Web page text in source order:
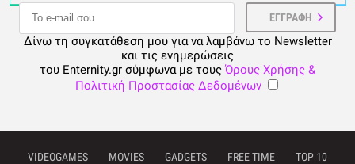
Δίνω τη συγκατάθεση μου για να λαμβάνω το Newsletter
και τις ενημερώσεις
του Enternity.gr σύμφωνα με τους Όρους Χρήσης &
Πολιτική Προστασίας Δεδομένων
VIDEOGAMES MOVIES GADGETS FREE TIME
TOP 10